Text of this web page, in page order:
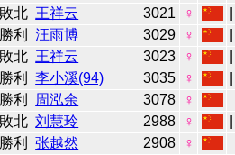
敗北 王祥云 3021 ♀
勝利 汪雨博 3029 ♀
敗北 王祥云 3023 ♀
勝利 李小溪(94) 3035 ♀
勝利 周泓余 3078
♀
敗北 刘慧玲 2988 ♀
勝利 张越然 2908
♀